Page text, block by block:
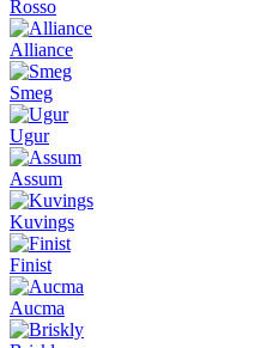
Rosso
Alliance
Smeg
Ugur
Assum
Kuvings
Finist
Aucma